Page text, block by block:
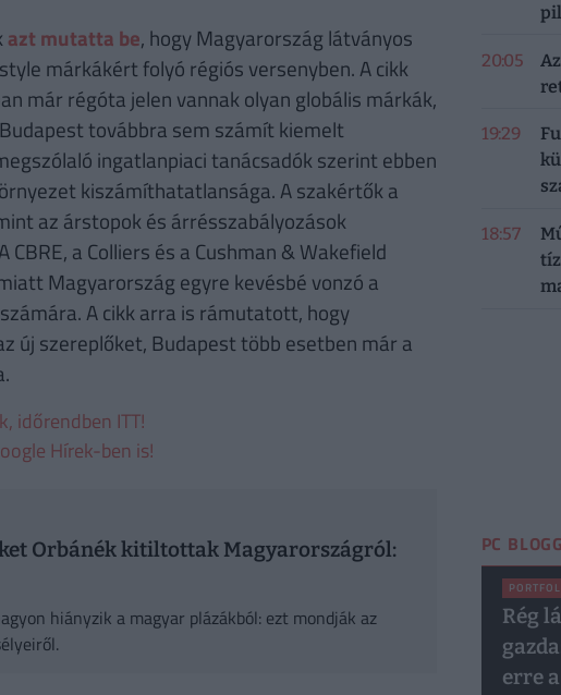
azt mutatta be, hogy Magyarország látványos
márkákért folyó régiós versenyben. A cikk
már régóta jelen vannak olyan globális márkák,
továbbra sem számít kiemelt
ingatlanpiaci tanácsadók szerint ebben
kiszámíthatatlansága. A szakértők a
az árstopok és árrésszabályozások
a Colliers és a Cushman & Wakefield
Magyarország egyre kevésbé vonzó a
A cikk arra is rámutatott, hogy
új szereplőket, Budapest több esetben már a
időrendben ITT!
Hírek-ben is!
Orbánék kitiltottak Magyarországról:
hiányzik a magyar plázákból: ezt mondják az
20:05
19:29
18:57
PC
Rég
erre